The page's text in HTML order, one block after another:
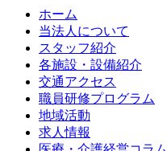
ホーム
当法人について
スタッフ紹介
各施設・設備紹介
交通アクセス
職員研修プログラム
地域活動
求人情報